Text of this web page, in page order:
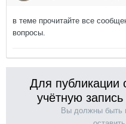
в теме прочитайте все
вопросы.
Для публикации
учётную
Вы должны быть